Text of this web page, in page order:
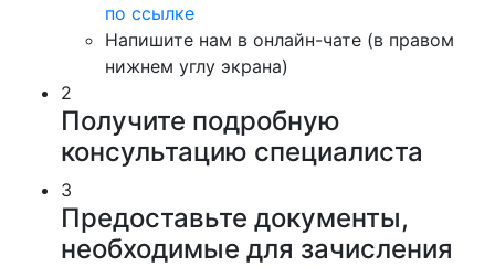
по ссылке
Напишите нам в онлайн-чате (в правом
нижнем углу экрана)
2
Получите подробную
консультацию специалиста
3
Предоставьте документы,
необходимые для зачисления